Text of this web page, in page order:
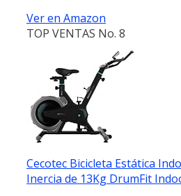
Ver en Amazon
TOP VENTAS No. 8
Cecotec Bicicleta Estática
Inercia de 13Kg DrumFit